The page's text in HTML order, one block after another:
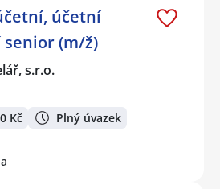
účetní
(m/ž)
s.r.o.
Kč Plný úvazek